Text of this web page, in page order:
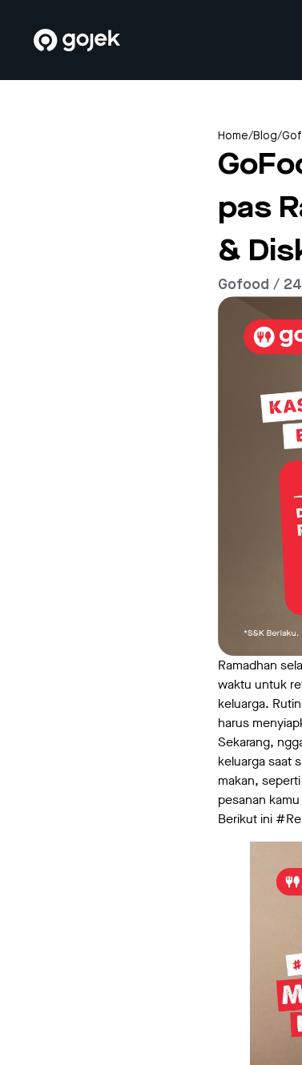
Home/Blog/
pas
&
Gofood /
Ramadhan
waktu untuk
keluarga.
harus
Sekarang,
keluarga saat
makan,
pesanan
Berikut ini